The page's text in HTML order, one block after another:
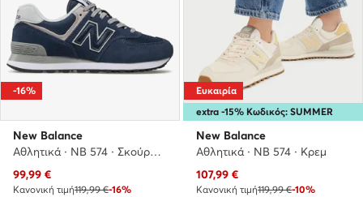
-16%
New Balance
Αθλητικά · NB 574 · Σκούρο μπλε
Τρέχουσα τιμή
99,99 €
Κανονική τιμή119,99 €-16%
extra -15% Κωδικός: SUMMER
Ευκαιρία
New Balance
Αθλητικά · NB 574 · Κρεμ
Τρέχουσα τιμή
107,99 €
Κανονική τιμή119,99 €-10%